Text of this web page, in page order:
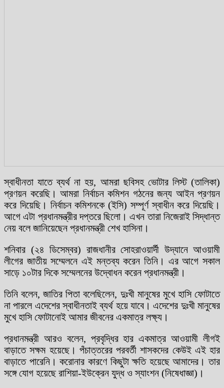
স্বাধীনতা যাতে ব্যর্থ না হয়, আমরা ছবিসহ ভোটার লিস্ট (তালিকা)
প্রণয়ন করেছি। আমরা নির্বাচন কমিশন গঠনের জন্য আইন প্রণয়ন
করে দিয়েছি। নির্বাচন কমিশনকে (ইসি) সম্পূর্ণ স্বাধীন করে দিয়েছি।
আগে এটা প্রধানমন্ত্রীর দপ্তরে ছিলো। এখন তারা নিজেরাই সিদ্ধান্ত
নেয় বলে জানিয়েছেন প্রধানমন্ত্রী শেখ হাসিনা।
শনিবার (২৪ ডিসেম্বর) রাজধানীর সোহরাওয়ার্দী উদ্যানে আওয়ামী
লীগের জাতীয় সম্মেলনে এই মন্তব্য করেন তিনি। এর আগে সকাল
সাড়ে ১০টার দিকে সম্মেলনের উদ্বোধন করেন প্রধানমন্ত্রী।
তিনি বলেন, জাতির পিতা বলেছিলেন, দুঃখী মানুষের মুখে হাসি ফোটাতে
না পারলে এদেশের স্বাধীনতাই ব্যর্থ হয়ে যাবে। এদেশের দুঃখী মানুষের
মুখে হাসি ফোটানোই আমার জীবনের একমাত্র লক্ষ্য।
প্রধানমন্ত্রী আরও বলেন, প্রবৃদ্ধির হার একমাত্র আওয়ামী লীগই
বাড়াতে সক্ষম হয়েছে। পঁচাত্তরের পরবর্তী শাসকদের কেউই এই হার
বাড়াতে পারেনি। করোনার কারণে কিছুটা ক্ষতি হয়েছে আমাদের। তার
সঙ্গে যোগ হয়েছে রাশিয়া-ইউক্রেন যুদ্ধ ও স্যাংশন (নিষেধাজ্ঞা)।